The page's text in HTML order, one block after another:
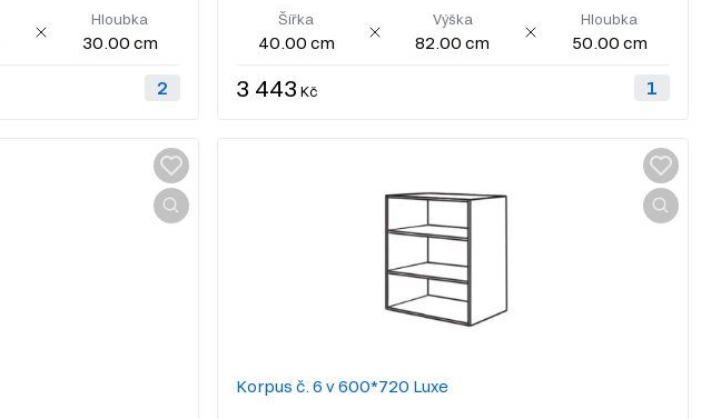
Hloubka
30.00 cm
Šířka
40.00 cm
Výška
82.00 cm
Hloubka
50.00 cm
3 443 Kč
Korpus č. 6 v 600*720 Luxe